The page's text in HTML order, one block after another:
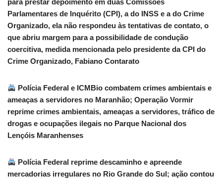
para prestar depoimento em duas Comissões
Parlamentares de Inquérito (CPI), a do INSS e a do Crime
Organizado, ela não respondeu às tentativas de contato, o
que abriu margem para a possibilidade de condução
coercitiva, medida mencionada pelo presidente da CPI do
Crime Organizado, Fabiano Contarato
Polícia Federal e ICMBio combatem crimes ambientais e
ameaças a servidores no Maranhão; Operação Vormir
reprime crimes ambientais, ameaças a servidores, tráfico de
drogas e ocupações ilegais no Parque Nacional dos
Lençóis Maranhenses
Polícia Federal reprime descaminho e apreende
mercadorias irregulares no Rio Grande do Sul; ação contou